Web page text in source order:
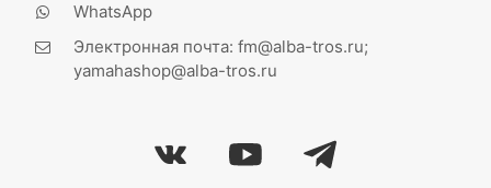
WhatsApp
Электронная почта: fm@alba-tros.ru;
yamahashop@alba-tros.ru